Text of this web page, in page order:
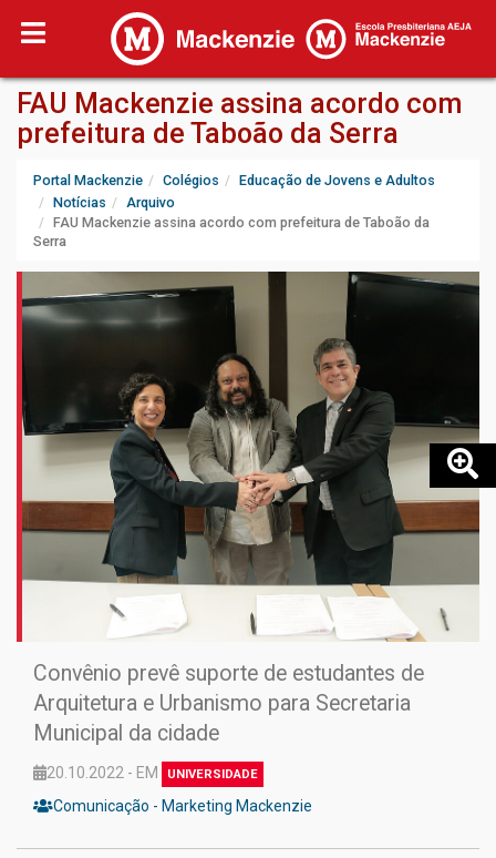
FAU Mackenzie assina acordo com
prefeitura de Taboão da Serra
Portal Mackenzie Colégios
Educação de Jovens e Adultos
Notícias
Arquivo
FAU Mackenzie assina acordo com prefeitura de Taboão da
Serra
Convênio prevê suporte de estudantes de
Arquitetura e Urbanismo para Secretaria
Municipal da cidade
20.10.2022 - EM UNIVERSIDADE
Comunicação - Marketing Mackenzie